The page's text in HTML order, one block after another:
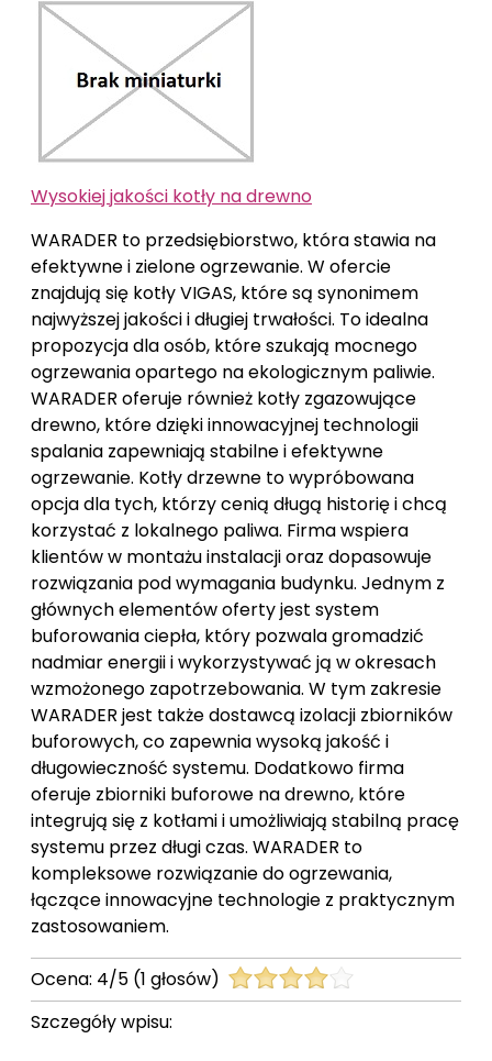
Wysokiej jakości kotły na drewno
WARADER to przedsiębiorstwo, która stawia na
efektywne i zielone ogrzewanie. W ofercie
znajdują się kotły VIGAS, które są synonimem
najwyższej jakości i długiej trwałości. To idealna
propozycja dla osób, które szukają mocnego
ogrzewania opartego na ekologicznym paliwie.
WARADER oferuje również kotły zgazowujące
drewno, które dzięki innowacyjnej technologii
spalania zapewniają stabilne i efektywne
ogrzewanie. Kotły drzewne to wypróbowana
opcja dla tych, którzy cenią długą historię i chcą
korzystać z lokalnego paliwa. Firma wspiera
klientów w montażu instalacji oraz dopasowuje
rozwiązania pod wymagania budynku. Jednym z
głównych elementów oferty jest system
buforowania ciepła, który pozwala gromadzić
nadmiar energii i wykorzystywać ją w okresach
wzmożonego zapotrzebowania. W tym zakresie
WARADER jest także dostawcą izolacji zbiorników
buforowych, co zapewnia wysoką jakość i
długowieczność systemu. Dodatkowo firma
oferuje zbiorniki buforowe na drewno, które
integrują się z kotłami i umożliwiają stabilną pracę
systemu przez długi czas. WARADER to
kompleksowe rozwiązanie do ogrzewania,
łączące innowacyjne technologie z praktycznym
zastosowaniem.
Ocena: 4/5 (1 głosów)
Szczegóły wpisu: